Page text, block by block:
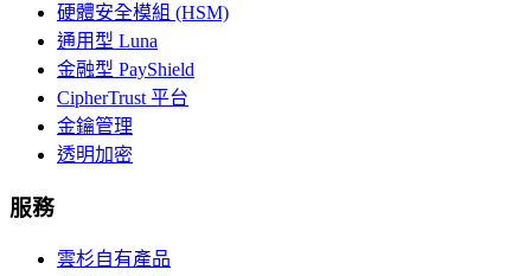
硬體安全模組 (HSM)
通用型 Luna
金融型 PayShield
CipherTrust 平台
金鑰管理
透明加密
服務
雲杉自有產品